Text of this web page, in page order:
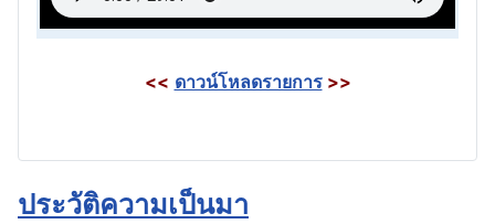
<< ดาวน์โหลดรายการ >>
ประวัติความเป็นมา